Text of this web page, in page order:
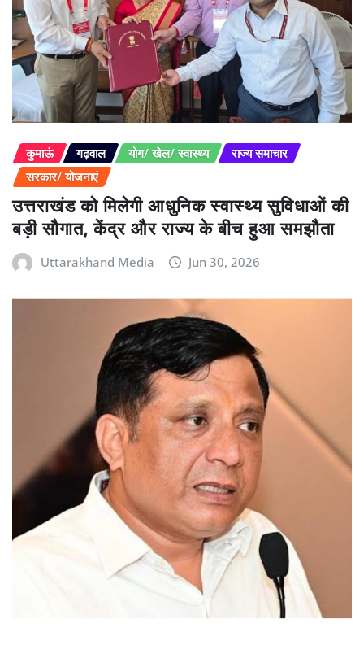
कुमाऊं गढ़वाल योग/ खेल/ स्वास्थ्य
राज्य समाचार
सरकार/ योजनाएं
उत्तराखंड को मिलेगी आधुनिक स्वास्थ्य सुविधाओं की
बड़ी सौगात, केंद्र और राज्य के बीच हुआ समझौता
Uttarakhand Media Jun 30, 2026